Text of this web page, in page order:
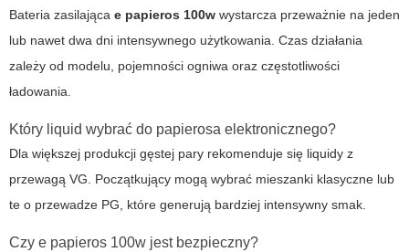
Bateria zasilająca e papieros 100w wystarcza przeważnie na jeden
lub nawet dwa dni intensywnego użytkowania. Czas działania
zależy od modelu, pojemności ogniwa oraz częstotliwości
ładowania.
Który liquid wybrać do papierosa elektronicznego?
Dla większej produkcji gęstej pary rekomenduje się liquidy z
przewagą VG. Początkujący mogą wybrać mieszanki klasyczne lub
te o przewadze PG, które generują bardziej intensywny smak.
Czy e papieros 100w jest bezpieczny?